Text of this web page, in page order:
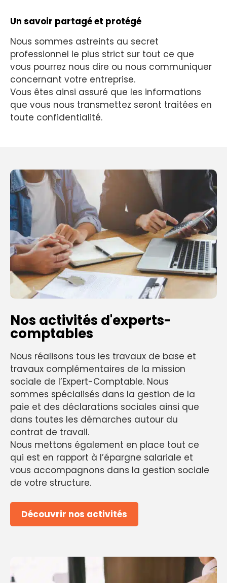
Un savoir partagé et protégé
Nous sommes astreints au secret
professionnel le plus strict sur tout ce que
vous pourrez nous dire ou nous communiquer
concernant votre entreprise.
Vous êtes ainsi assuré que les informations
que vous nous transmettez seront traitées en
toute confidentialité.
Nos activités d'experts-
comptables
Nous réalisons tous les travaux de base et
travaux complémentaires de la mission
sociale de l’Expert-Comptable. Nous
sommes spécialisés dans la gestion de la
paie et des déclarations sociales ainsi que
dans toutes les démarches autour du
contrat de travail.
Nous mettons également en place tout ce
qui est en rapport à l’épargne salariale et
vous accompagnons dans la gestion sociale
de votre structure.
Découvrir nos activités